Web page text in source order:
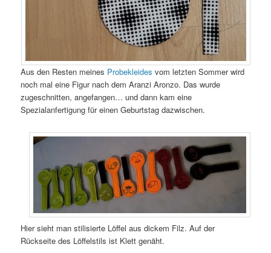
Aus den Resten meines Probekleides vom letzten Sommer wird
noch mal eine Figur nach dem Aranzi Aronzo. Das wurde
zugeschnitten, angefangen… und dann kam eine
Spezialanfertigung für einen Geburtstag dazwischen.
Hier sieht man stilisierte Löffel aus dickem Filz. Auf der
Rückseite des Löffelstils ist Klett genäht.